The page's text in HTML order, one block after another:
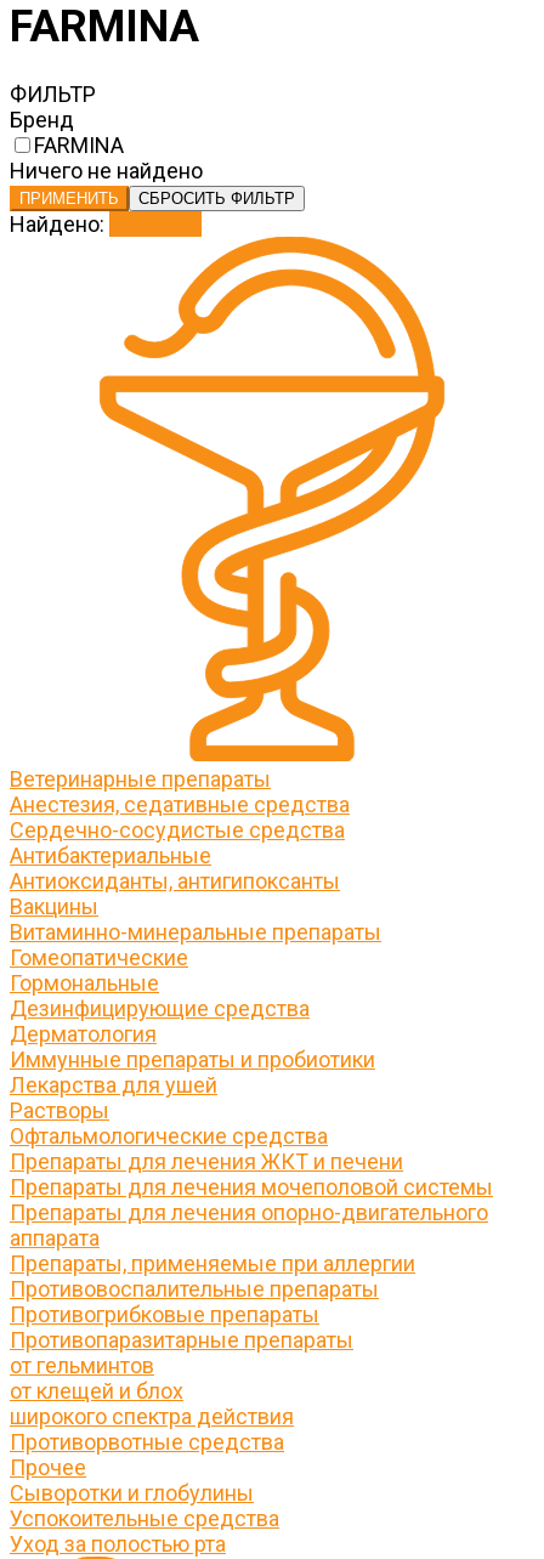
FARMINA
ФИЛЬТР
Бренд
FARMINA
Ничего не найдено
ПРИМЕНИТЬ СБРОСИТЬ ФИЛЬТР
Найдено:
Ветеринарные препараты
Анестезия, седативные средства
Сердечно-сосудистые средства
Антибактериальные
Антиоксиданты, антигипоксанты
Вакцины
Витаминно-минеральные препараты
Гомеопатические
Гормональные
Дезинфицирующие средства
Дерматология
Иммунные препараты и пробиотики
Лекарства для ушей
Растворы
Офтальмологические средства
Препараты для лечения ЖКТ и печени
Препараты для лечения мочеполовой системы
Препараты для лечения опорно-двигательного
аппарата
Препараты, применяемые при аллергии
Противовоспалительные препараты
Противогрибковые препараты
Противопаразитарные препараты
от гельминтов
от клещей и блох
широкого спектра действия
Противорвотные средства
Прочее
Сыворотки и глобулины
Успокоительные средства
Уход за полостью рта